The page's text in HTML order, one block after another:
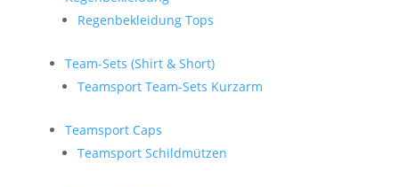
Regenbekleidung Tops
Team-Sets (Shirt & Short)
Teamsport Team-Sets Kurzarm
Teamsport Caps
Teamsport Schildmützen